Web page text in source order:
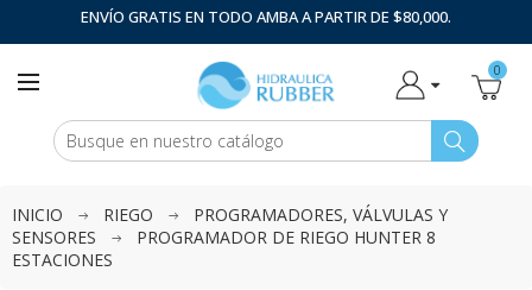
ENVÍO GRATIS EN TODO AMBA A PARTIR DE $80,000.
0
INICIO RIEGO
PROGRAMADORES, VÁLVULAS Y
SENSORES
PROGRAMADOR DE RIEGO HUNTER 8
ESTACIONES